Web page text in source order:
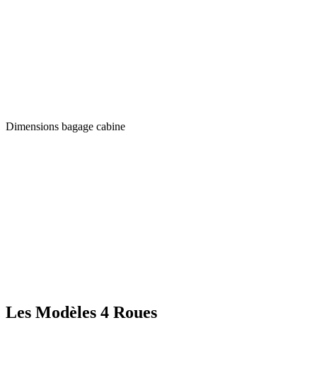
Dimensions bagage cabine
Les Modèles 4 Roues